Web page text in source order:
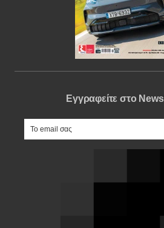
Εγγραφείτε στο
e-mail